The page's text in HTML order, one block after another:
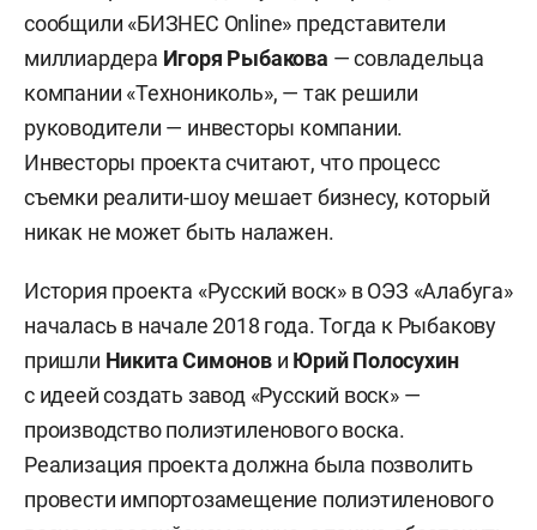
сообщили «БИЗНЕС Online» представители
миллиардера Игоря Рыбакова — совладельца
компании «Технониколь», — так решили
руководители — инвесторы компании.
Инвесторы проекта считают, что процесс
съемки реалити-шоу мешает бизнесу, который
никак не может быть налажен.
История проекта «Русский воск» в ОЭЗ «Алабуга»
началась в начале 2018 года. Тогда к Рыбакову
пришли Никита Симонови Юрий Полосухин
с идеей создать завод «Русский воск» —
производство полиэтиленового воска.
Реализация проекта должна была позволить
провести импортозамещение полиэтиленового